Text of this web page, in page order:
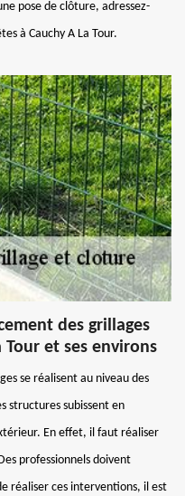
pose de clôture, adressez-
à Cauchy A La Tour.
des grillages
Tour et ses environs
se réalisent au niveau des
structures subissent en
En effet, il faut réaliser
professionnels doivent
réaliser ces interventions, il est